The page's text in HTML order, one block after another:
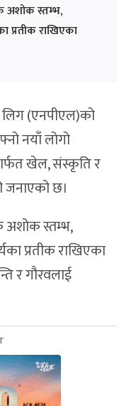
अशोक स्तम्भ,
प्रतीक राखिएका
लिग (एनपीएल)को
नयाँ लोगो
खेल, संस्कृति र
जनाएको छ।
अशोक स्तम्भ,
प्रतीक राखिएका
र गौरवलाई